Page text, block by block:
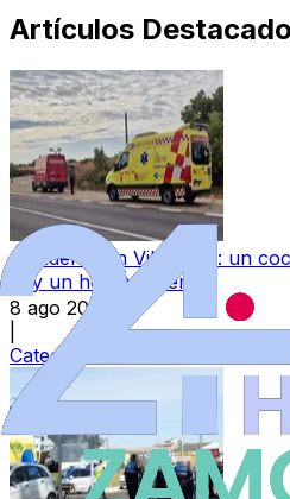
Artículos
Accidente en Villaralbo: un
hay un hombre herido
8 ago 2026
Categoría: